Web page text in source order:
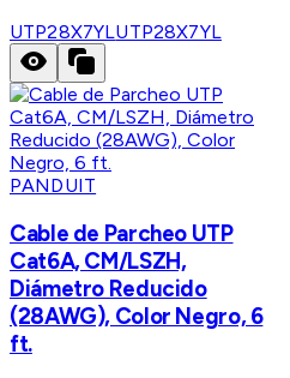
UTP28X7YLUTP28X7YL
PANDUIT
Cable de Parcheo UTP
Cat6A, CM/LSZH,
Diámetro Reducido
(28AWG), Color Negro, 6
ft.